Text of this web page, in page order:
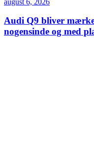
Audi Q9 bliver
nogensinde og med